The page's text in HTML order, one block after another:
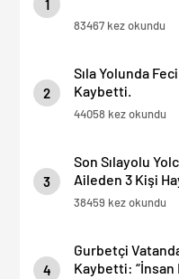
1
83467 kez okundu
2
Sıla Yolunda
Kaybetti.
44058 kez okundu
3
Son Sılayolu
Aileden 3 Kişi
38459 kez okundu
4
Gurbetçi
Kaybetti: “İnsan